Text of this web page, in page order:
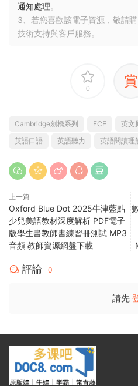
通知處理。
3、若您喜歡該電子資源，敬請
技術支持與客戶服務。
0 賞
Cambridge劍橋系列 FCE 英文
英語口語
英語聽力 英語閱讀理
上一篇
Oxford Blue Dot 2025牛津藍點
少兒美語教材深度解析 PDF電子
版學生書教師書練習冊測試 MP3
音頻 教師資源網盤下載
評論 0
請先